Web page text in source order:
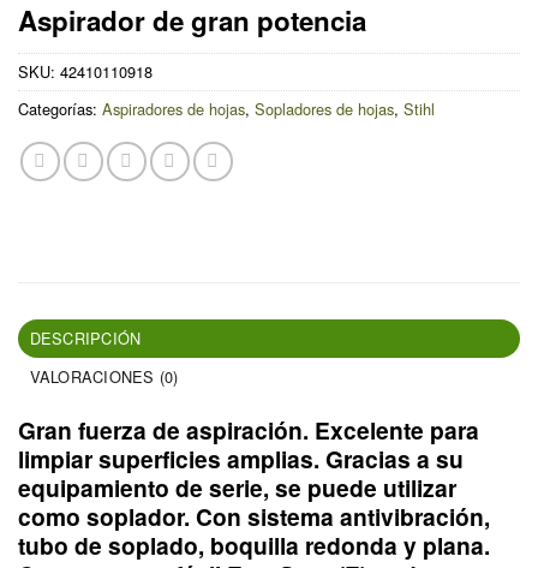
Aspirador de gran potencia
SKU: 42410110918
Categorías: Aspiradores de hojas, Sopladores de hojas, Stihl
DESCRIPCIÓN
VALORACIONES (0)
Gran fuerza de aspiración. Excelente para
limpiar superficies amplias. Gracias a su
equipamiento de serie, se puede utilizar
como soplador. Con sistema antivibración,
tubo de soplado, boquilla redonda y plana.